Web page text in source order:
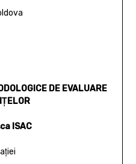
DE EVALUARE
ISAC